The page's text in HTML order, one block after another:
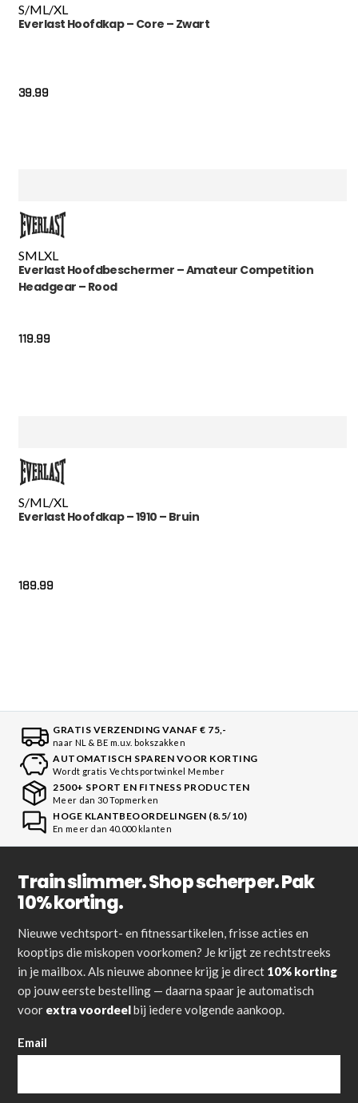
S/ML/XL
Everlast Hoofdkap – Core – Zwart
39.99
SMLXL
Everlast Hoofdbeschermer – Amateur Competition
Headgear – Rood
119.99
S/ML/XL
Everlast Hoofdkap – 1910 – Bruin
189.99
GRATIS VERZENDING VANAF € 75,-
naar NL & BE m.u.v. bokszakken
AUTOMATISCH SPAREN VOOR KORTING
Wordt gratis Vechtsportwinkel Member
2500+ SPORT EN FITNESS PRODUCTEN
Meer dan 30 Topmerken
HOGE KLANTBEOORDELINGEN (8.5/10)
En meer dan 40.000 klanten
Train slimmer. Shop scherper. Pak
10% korting.
Nieuwe vechtsport- en fitnessartikelen, frisse acties en
kooptips die miskopen voorkomen? Je krijgt ze rechtstreeks
in je mailbox. Als nieuwe abonnee krijg je direct 10% korting
op jouw eerste bestelling — daarna spaar je automatisch
voor extra voordeelbij iedere volgende aankoop.
Email